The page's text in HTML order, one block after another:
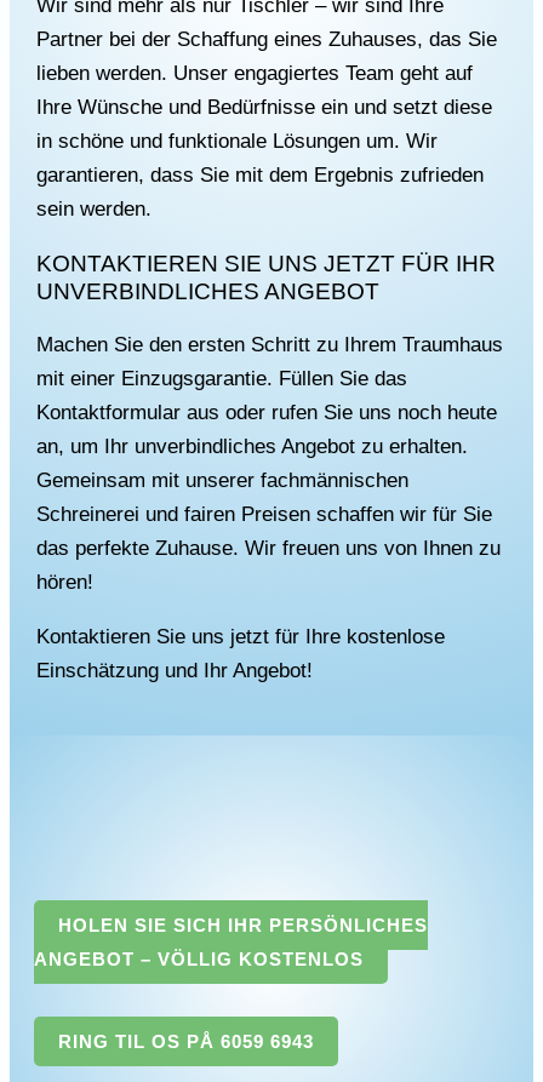
Wir sind mehr als nur Tischler – wir sind Ihre
Partner bei der Schaffung eines Zuhauses, das Sie
lieben werden. Unser engagiertes Team geht auf
Ihre Wünsche und Bedürfnisse ein und setzt diese
in schöne und funktionale Lösungen um. Wir
garantieren, dass Sie mit dem Ergebnis zufrieden
sein werden.
KONTAKTIEREN SIE UNS JETZT FÜR IHR
UNVERBINDLICHES ANGEBOT
Machen Sie den ersten Schritt zu Ihrem Traumhaus
mit einer Einzugsgarantie. Füllen Sie das
Kontaktformular aus oder rufen Sie uns noch heute
an, um Ihr unverbindliches Angebot zu erhalten.
Gemeinsam mit unserer fachmännischen
Schreinerei und fairen Preisen schaffen wir für Sie
das perfekte Zuhause. Wir freuen uns von Ihnen zu
hören!
Kontaktieren Sie uns jetzt für Ihre kostenlose
Einschätzung und Ihr Angebot!
HOLEN SIE SICH IHR PERSÖNLICHES
ANGEBOT – VÖLLIG KOSTENLOS
RING TIL OS PÅ 6059 6943